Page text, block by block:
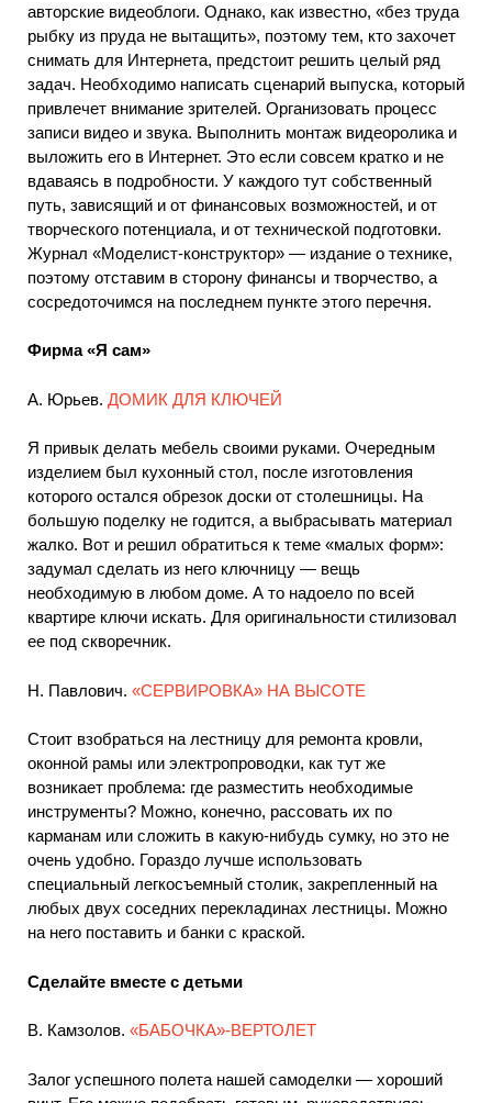
авторские видеоблоги. Однако, как известно, «без труда
рыбку из пруда не вытащить», поэтому тем, кто захочет
снимать для Интернета, предстоит решить целый ряд
задач. Необходимо написать сценарий выпуска, который
привлечет внимание зрителей. Организовать процесс
записи видео и звука. Выполнить монтаж видеоролика и
выложить его в Интернет. Это если совсем кратко и не
вдаваясь в подробности. У каждого тут собственный
путь, зависящий и от финансовых возможностей, и от
творческого потенциала, и от технической подготовки.
Журнал «Моделист-конструктор» — издание о технике,
поэтому отставим в сторону финансы и творчество, а
сосредоточимся на последнем пункте этого перечня.
Фирма «Я сам»
A. Юрьев. ДОМИК ДЛЯ КЛЮЧЕЙ
Я привык делать мебель своими руками. Очередным
изделием был кухонный стол, после изготовления
которого остался обрезок доски от столешницы. На
большую поделку не годится, а выбрасывать материал
жалко. Вот и решил обратиться к теме «малых форм»:
задумал сделать из него ключницу — вещь
необходимую в любом доме. А то надоело по всей
квартире ключи искать. Для оригинальности стилизовал
ее под скворечник.
Н. Павлович. «СЕРВИРОВКА» НА ВЫСОТЕ
Стоит взобраться на лестницу для ремонта кровли,
оконной рамы или электропроводки, как тут же
возникает проблема: где разместить необходимые
инструменты? Можно, конечно, рассовать их по
карманам или сложить в какую-нибудь сумку, но это не
очень удобно. Гораздо лучше использовать
специальный легкосъемный столик, закрепленный на
любых двух соседних перекладинах лестницы. Можно
на него поставить и банки с краской.
Сделайте вместе с детьми
B. Камзолов. «БАБОЧКА»-ВЕРТОЛЕТ
Залог успешного полета нашей самоделки — хороший